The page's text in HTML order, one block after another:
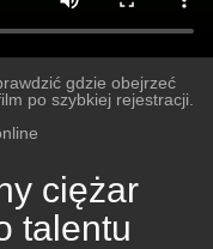
gdzie obejrzeć
po szybkiej rejestracji.
ciężar
talentu